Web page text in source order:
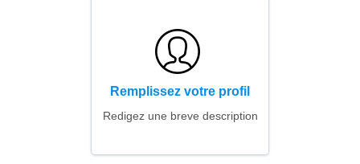
Remplissez votre profil
Redigez une breve description